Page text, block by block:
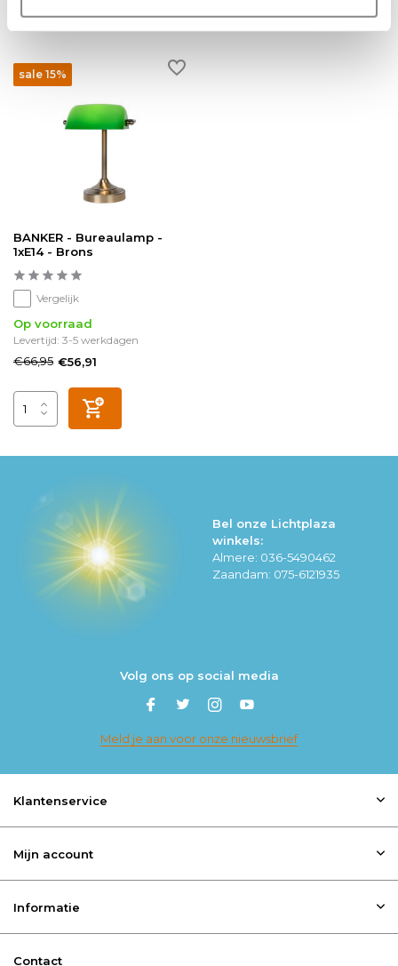
sale 15%
BANKER - Bureaulamp -
1xE14 - Brons
Vergelijk
Op voorraad
Levertijd: 3-5 werkdagen
€66,95 €56,91
Bel onze Lichtplaza
winkels:
Almere: 036-5490462
Zaandam: 075-6121935
Volg ons op social media
Meld je aan voor onze nieuwsbrief
Klantenservice
Mijn account
Informatie
Contact